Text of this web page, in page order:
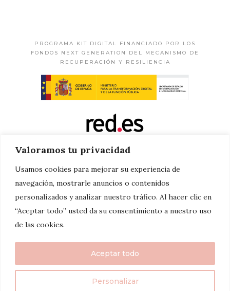
Valoramos tu privacidad
Usamos cookies para mejorar su experiencia de
navegación, mostrarle anuncios o contenidos
personalizados y analizar nuestro tráfico. Al hacer clic en
“Aceptar todo” usted da su consentimiento a nuestro uso
de las cookies.
Personalizar
Aceptar todo
PROGRAMA KIT DIGITAL FINANCIADO POR LOS
FONDOS NEXT GENERATION DEL MECANISMO DE
RECUPERACIÓN Y RESILIENCIA